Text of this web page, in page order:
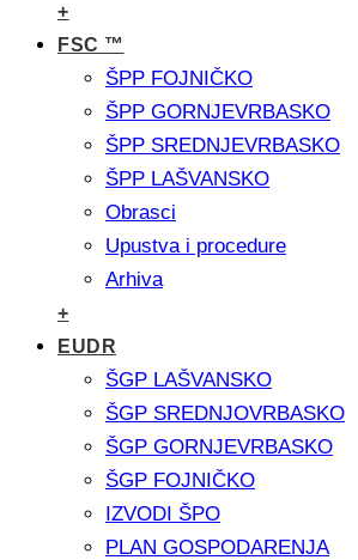
+
FSC ™
ŠPP FOJNIČKO
ŠPP GORNJEVRBASKO
ŠPP SREDNJEVRBASKO
ŠPP LAŠVANSKO
Obrasci
Upustva i procedure
Arhiva
+
EUDR
ŠGP LAŠVANSKO
ŠGP SREDNJOVRBASKO
ŠGP GORNJEVRBASKO
ŠGP FOJNIČKO
IZVODI ŠPO
PLAN GOSPODARENJA